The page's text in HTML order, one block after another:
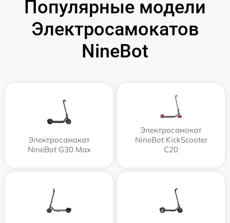
Популярные модели
Электросамокатов
NineBot
Электросамокат
NineBot G30 Max
Электросамокат
NineBot KickScooter
C20